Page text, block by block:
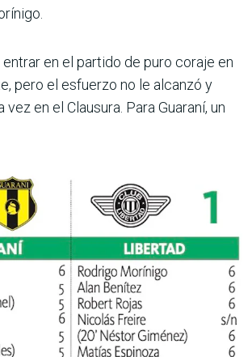
en el partido de puro coraje en
pero el esfuerzo no le alcanzó y
en el Clausura. Para Guaraní, un